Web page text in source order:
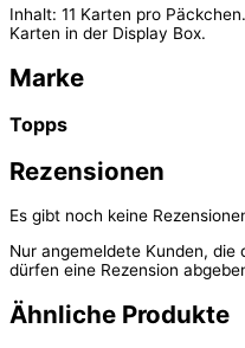
Inhalt: 11 Karten pro
Karten in der Display Box.
Marke
Topps
Rezensionen
Es gibt noch keine
Nur angemeldete Kunden, die
dürfen eine Rezension
Ähnliche Produkte